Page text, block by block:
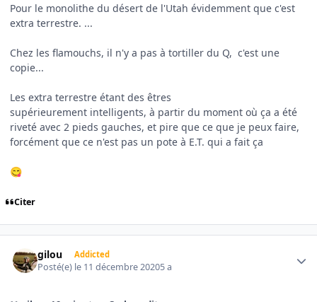
Pour le monolithe du désert de l'Utah évidemment que c'est
extra terrestre. ...
Chez les flamouchs, il n'y a pas à tortiller du Q, c'est une
copie...
Les extra terrestre étant des êtres
supérieurement intelligents, à partir du moment où ça a été
riveté avec 2 pieds gauches, et pire que ce que je peux faire,
forcément que ce n'est pas un pote à E.T. qui a fait ça
😋
Citer
gilou Addicted
Posté(e) le 11 décembre 20205 a